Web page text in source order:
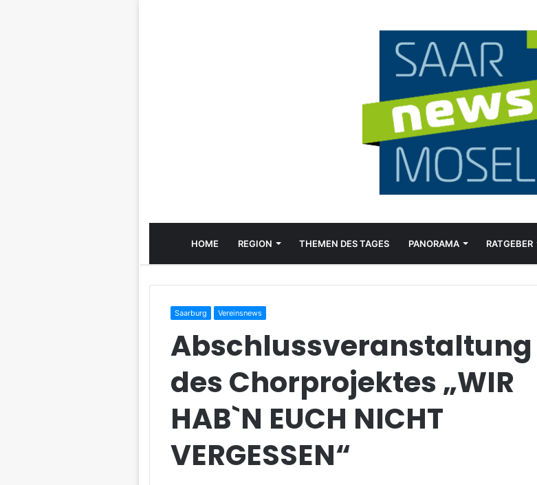
HOME REGION THEMEN DES TAGES PANORAMA RATGEBER
Saarburg Vereinsnews
Abschlussveranstaltung
des Chorprojektes „WIR
HAB`N EUCH NICHT
VERGESSEN“